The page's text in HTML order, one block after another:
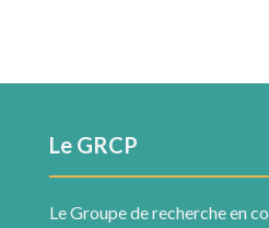
Le GRCP
Le Groupe de recherche en